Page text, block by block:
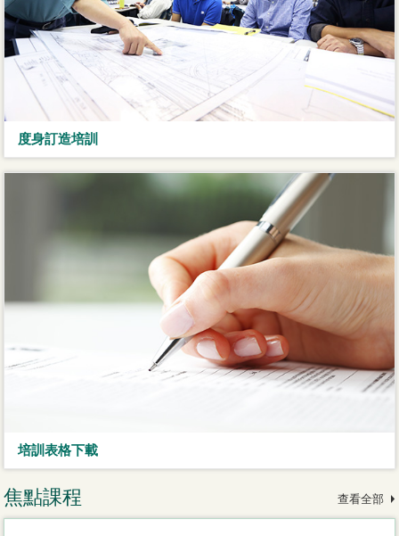
度身訂造培訓
培訓表格下載
焦點課程 查看全部